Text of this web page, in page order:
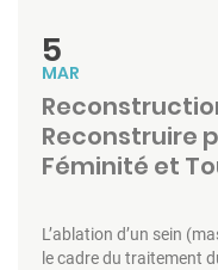
5
MAR
Reconstruire
Féminité et
L’ablation d’un sein
le cadre du traitement